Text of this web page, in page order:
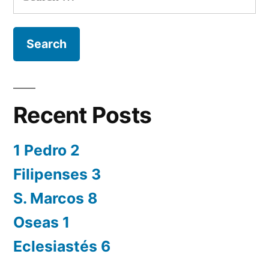
for:
Recent Posts
1 Pedro 2
Filipenses 3
S. Marcos 8
Oseas 1
Eclesiastés 6